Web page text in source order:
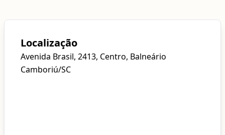
Localização
Avenida Brasil, 2413, Centro, Balneário
Camboriú/SC